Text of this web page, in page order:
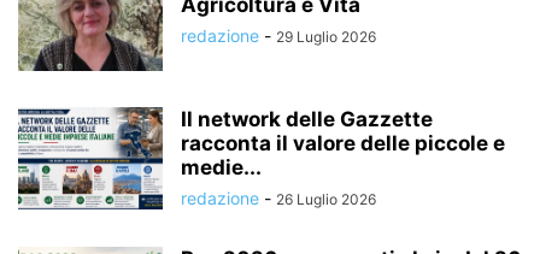
Agricoltura è Vita
redazione - 29 Luglio 2026
Il network delle Gazzette
racconta il valore delle piccole e
medie...
redazione - 26 Luglio 2026